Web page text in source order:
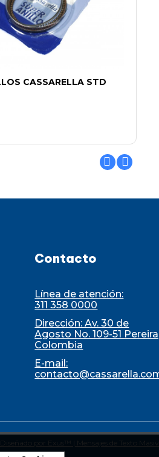
CASSARELLA STD
Contacto
Línea de atención:
311 358 0000
Dirección: Av. 30 de
Agosto No. 109-51
Colombia
E-mail:
Diseñado por Exus™ | Mensajes de Texto